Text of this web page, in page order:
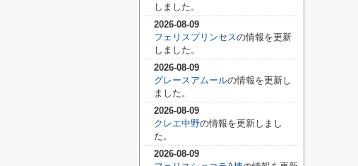
しました。
2026-08-09
フェリスプリンセスの情報を更新
しました。
2026-08-09
グレースアムールの情報を更新し
ました。
2026-08-09
クレエ中野の情報を更新しまし
た。
2026-08-09